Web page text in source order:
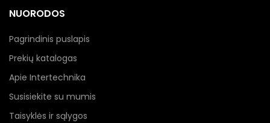
NUORODOS
Pagrindinis puslapis
Prekių katalogas
Apie Intertechnika
Susisiekite su mumis
Taisyklės ir sąlygos